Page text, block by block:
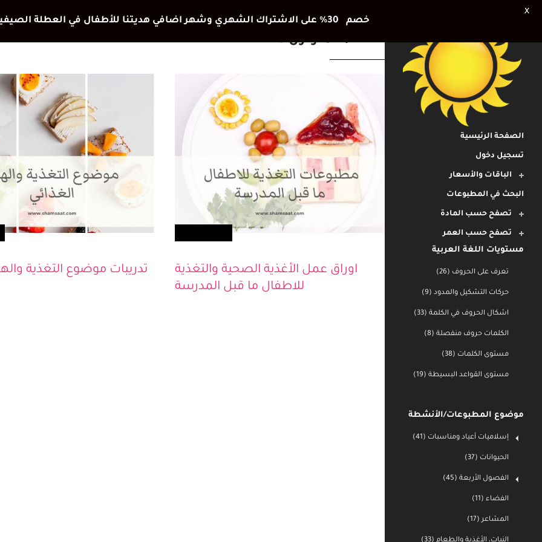
الصفحة الرئيسية
تسجيل دخول
الباقات والأسعار
البحث في المطبوعات
تصفح حسب المادة
تصفح حسب العمر
مستويات اللغة العربية
تعرف على الحروف (26)
حركات التشكيل والمدود (9)
اشكال الحروف في الكلمة (33)
الكلمات حروف منفصلة (8)
مستوى الكلمات (38)
مستوى القواعد البسيطة (19)
موضوع المطبوعات/الأنشطة
إسلاميات أعياد ومناسبات (41)
الحيوانات (37)
الفصول الأربعة (45)
الفضاء (11)
المشاعر (17)
الغذاء المتوازن TAG
تعلم ولعب
اوراق عمل الأغذية الصحية والتغذية
للاطفال ما قبل المدرسة
تدريبات موضوع التغذية
خصم 30٪ على الاشتراك الشهري وشهر اضافي هديتنا للأطفال في العطلة الصيفية
X